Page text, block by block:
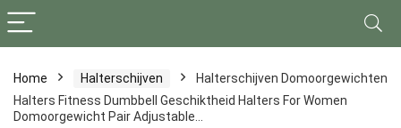
Home Halterschijven
Halterschijven Domoorgewichten
Halters Fitness Dumbbell Geschiktheid Halters For Women
Domoorgewicht Pair Adjustable…